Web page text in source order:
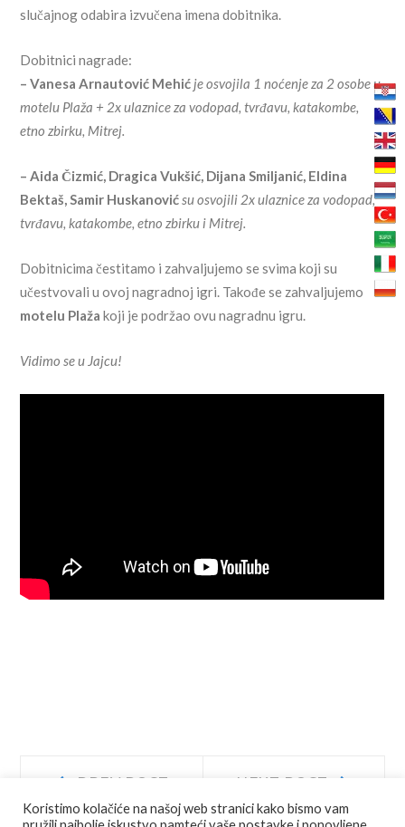
slučajnog odabira izvučena imena dobitnika.
Dobitnici nagrade:
– Vanesa Arnautović Mehić je osvojila 1 noćenje za 2 osobe u
motelu Plaža + 2x ulaznice za vodopad, tvrđavu, katakombe,
etno zbirku, Mitrej.
– Aida Čizmić, Dragica Vukšić, Dijana Smiljanić, Eldina
Bektaš, Samir Huskanović su osvojili 2x ulaznice za vodopad,
tvrđavu, katakombe, etno zbirku i Mitrej.
Dobitnicima čestitamo i zahvaljujemo se svima koji su
učestvovali u ovoj nagradnoj igri. Takođe se zahvaljujemo
motelu Plažakoji je podržao ovu nagradnu igru.
Vidimo se u Jajcu!
Navigacija
objava
PREV POST NEXT POST
Koristimo kolačiće na našoj web stranici kako bismo vam